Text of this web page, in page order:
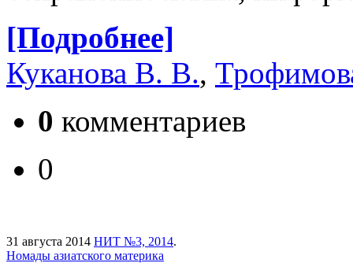
[Подробнее]
Куканова В. В.,
0 комментариев
0
31 августа 2014 НИТ №3, 2014.
Номады азиатского материка